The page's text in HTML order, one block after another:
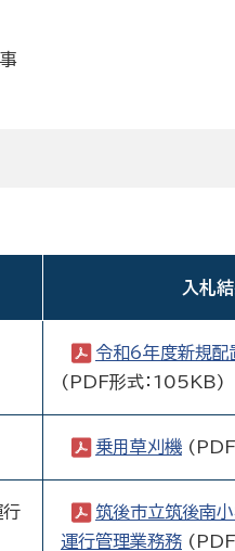
入札
令和6年度新規配
(PDF形式：105KB)
乗用草刈機
行
筑後市立筑後南
運行管理業務務